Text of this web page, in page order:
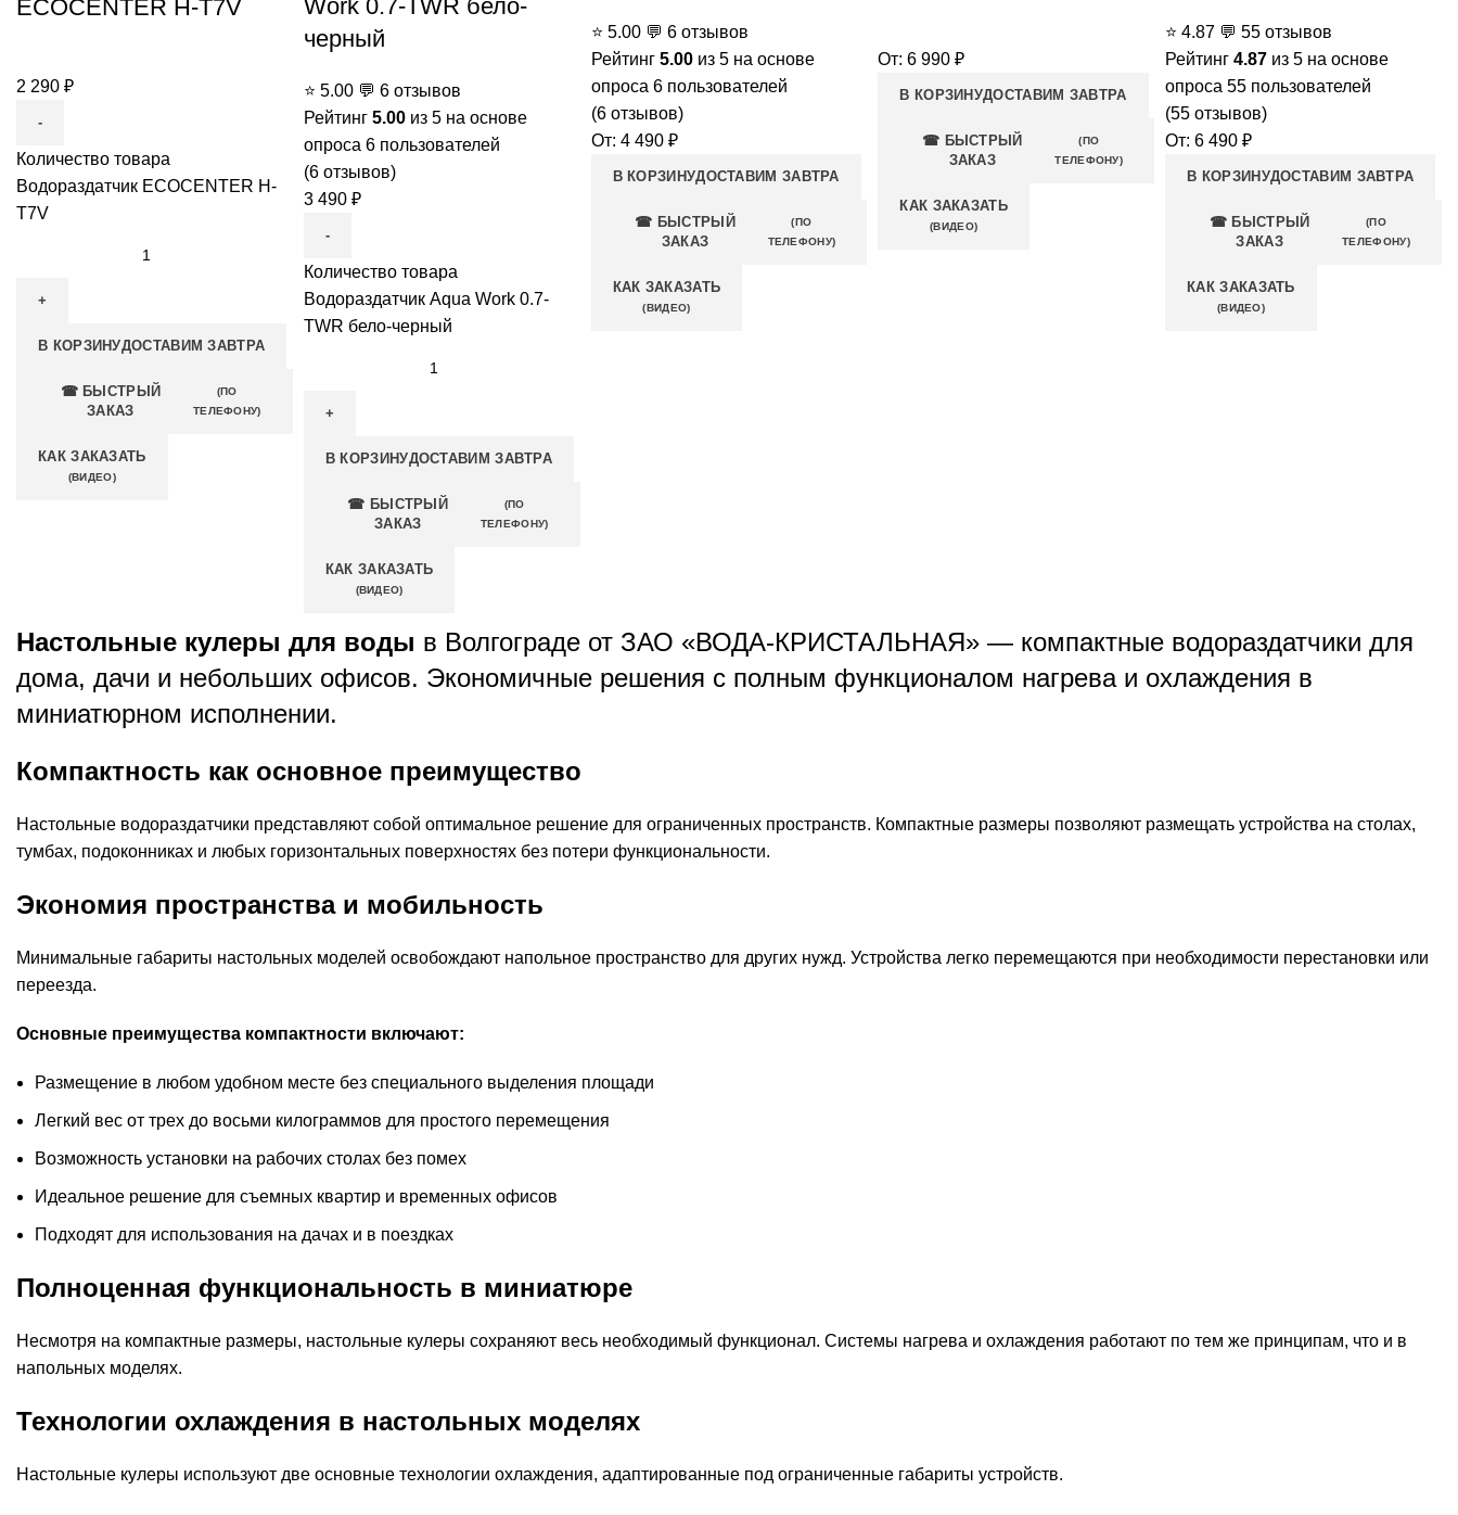
ECOCENTER H-T7V
2 290 ₽
Количество товара
Водораздатчик ECOCENTER H-
T7V
В КОРЗИНУДОСТАВИМ ЗАВТРА
☎ БЫСТРЫЙ
ЗАКАЗ
(ПО
ТЕЛЕФОНУ)
КАК ЗАКАЗАТЬ
(ВИДЕО)
Work 0.7-TWR бело-
черный
⭐ 5.00 💬 6 отзывов
Рейтинг 5.00из 5 на основе
опроса 6пользователей
(6отзывов)
3 490 ₽
Количество товара
Водораздатчик Aqua Work 0.7-
TWR бело-черный
В КОРЗИНУДОСТАВИМ ЗАВТРА
☎ БЫСТРЫЙ
ЗАКАЗ
(ПО
ТЕЛЕФОНУ)
КАК ЗАКАЗАТЬ
(ВИДЕО)
⭐ 5.00 💬 6 отзывов
Рейтинг 5.00из 5 на основе
опроса 6пользователей
(6отзывов)
От: 4 490 ₽
В КОРЗИНУДОСТАВИМ ЗАВТРА
☎ БЫСТРЫЙ
ЗАКАЗ
(ПО
ТЕЛЕФОНУ)
КАК ЗАКАЗАТЬ
(ВИДЕО)
От:6 990₽
В КОРЗИНУДОСТАВИМ ЗАВТРА
☎ БЫСТРЫЙ
ЗАКАЗ
(ПО
ТЕЛЕФОНУ)
КАК ЗАКАЗАТЬ
(ВИДЕО)
⭐ 4.87 💬 55 отзывов
Рейтинг4.87 из 5 на основе
опроса55 пользователей
(55 отзывов)
От:6 490₽
В КОРЗИНУДОСТАВИМ ЗАВТРА
☎ БЫСТРЫЙ
ЗАКАЗ
(ПО
ТЕЛЕФОНУ)
КАК ЗАКАЗАТЬ
(ВИДЕО)
Настольные кулеры для воды в Волгограде от ЗАО «ВОДА-КРИСТАЛЬНАЯ» — компактные водораздатчики для
дома, дачи и небольших офисов. Экономичные решения с полным функционалом нагрева и охлаждения в
миниатюрном исполнении.
Компактность как основное преимущество
Настольные водораздатчики представляют собой оптимальное решение для ограниченных пространств. Компактные размеры позволяют размещать устройства на столах,
тумбах, подоконниках и любых горизонтальных поверхностях без потери функциональности.
Экономия пространства и мобильность
Минимальные габариты настольных моделей освобождают напольное пространство для других нужд. Устройства легко перемещаются при необходимости перестановки или
переезда.
Основные преимущества компактности включают:
Размещение в любом удобном месте без специального выделения площади
Легкий вес от трех до восьми килограммов для простого перемещения
Возможность установки на рабочих столах без помех
Идеальное решение для съемных квартир и временных офисов
Подходят для использования на дачах и в поездках
Полноценная функциональность в миниатюре
Несмотря на компактные размеры, настольные кулеры сохраняют весь необходимый функционал. Системы нагрева и охлаждения работают по тем же принципам, что и в
напольных моделях.
Технологии охлаждения в настольных моделях
Настольные кулеры используют две основные технологии охлаждения, адаптированные под ограниченные габариты устройств.